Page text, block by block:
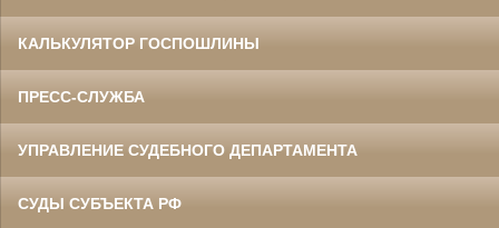
КАЛЬКУЛЯТОР ГОСПОШЛИНЫ
ПРЕСС-СЛУЖБА
УПРАВЛЕНИЕ СУДЕБНОГО ДЕПАРТАМЕНТА
СУДЫ СУБЪЕКТА РФ